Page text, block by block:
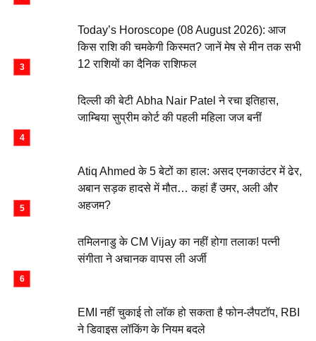
Today’s Horoscope (08 August 2026): आज
किस राशि की चमकेगी किस्मत? जानें मेष से मीन तक सभी
12 राशियों का दैनिक राशिफल
दिल्ली की बेटी Abha Nair Patel ने रचा इतिहास,
जाम्बिया सुप्रीम कोर्ट की पहली महिला जज बनीं
Atiq Ahmed के 5 बेटों का हाल: असद एनकाउंटर में ढेर,
अबान सड़क हादसे में मौत… कहां हैं उमर, अली और
अहजम?
तमिलनाडु के CM Vijay का नहीं होगा तलाक! पत्नी
संगीता ने अचानक वापस ली अर्जी
EMI नहीं चुकाई तो लॉक हो सकता है फोन-लैपटॉप, RBI
ने डिवाइस लॉकिंग के नियम बदले